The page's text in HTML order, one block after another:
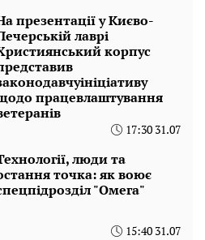
презентації у Києво-
лаврі
корпус
працевлаштування
17:30 31.07
люди та
точка: як воює
"Омега"
15:40 31.07